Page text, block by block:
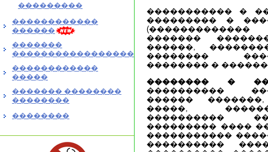
���������
������������
������
�������
�����������������
������������
�����
������� ��������
��������
��������
����������� �
��������� �
�������
������,
��������
�������� �
�������� �
����������
������
�����,
����������
��������� ����
�����������
����������